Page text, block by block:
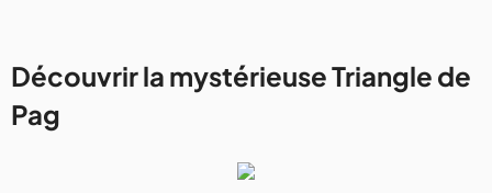
Découvrir la mystérieuse Triangle de
Pag